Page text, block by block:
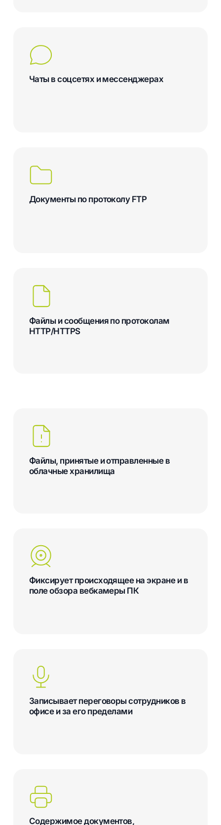
Чаты в соцсетях и мессенджерах
Документы по протоколу FTP
Файлы и сообщения по протоколам
HTTP/HTTPS
Файлы, принятые и отправленные в
облачные хранилища
Фиксирует происходящее на экране и в
поле обзора вебкамеры ПК
Записывает переговоры сотрудников в
офисе и за его пределами
Содержимое документов,